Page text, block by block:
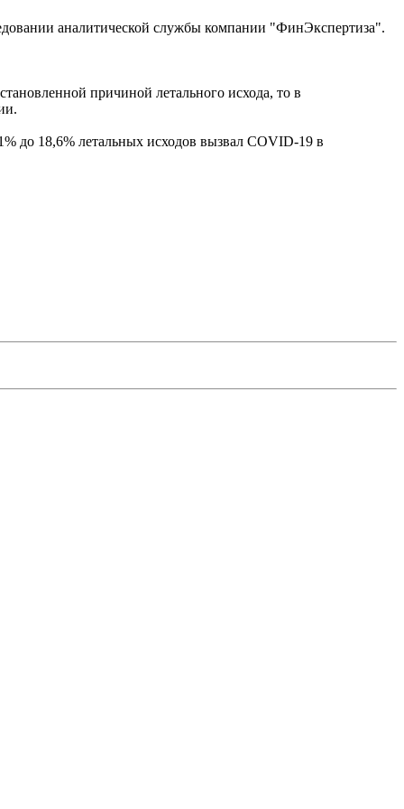
аналитической службы компании "ФинЭкспертиза".
причиной летального исхода, то в
до 18,6% летальных исходов вызвал COVID-19 в